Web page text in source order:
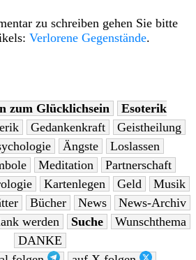
zu schreiben gehen Sie bitte
Verlorene Gegenstände.
zum Glücklichsein
Esoterik
Gedankenkraft
Geistheilung
Ängste
Loslassen
Meditation
Partnerschaft
Kartenlegen Geld
Musik
Bücher News
News-Archiv
werden Suche
Wunschthema
DANKE